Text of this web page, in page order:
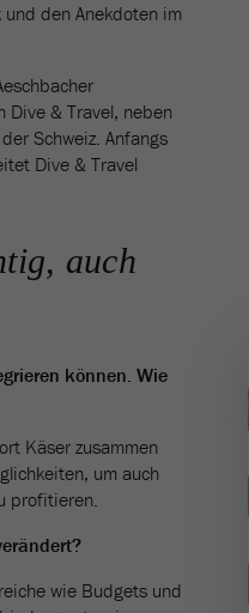
den Anekdoten im
Dive & Travel, neben
Schweiz. Anfangs
Dive & Travel
auch
können. Wie
Käser zusammen
um auch
profitieren.
wie Budgets und